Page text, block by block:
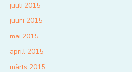
juuli 2015
juuni 2015
mai 2015
aprill 2015
märts 2015